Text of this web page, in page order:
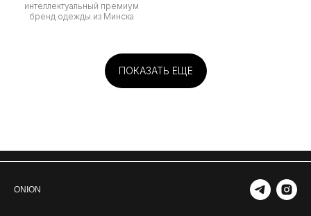
интеллектуальный премиум
бренд одежды из Минска
ПОКАЗАТЬ ЕЩЕ
ONION